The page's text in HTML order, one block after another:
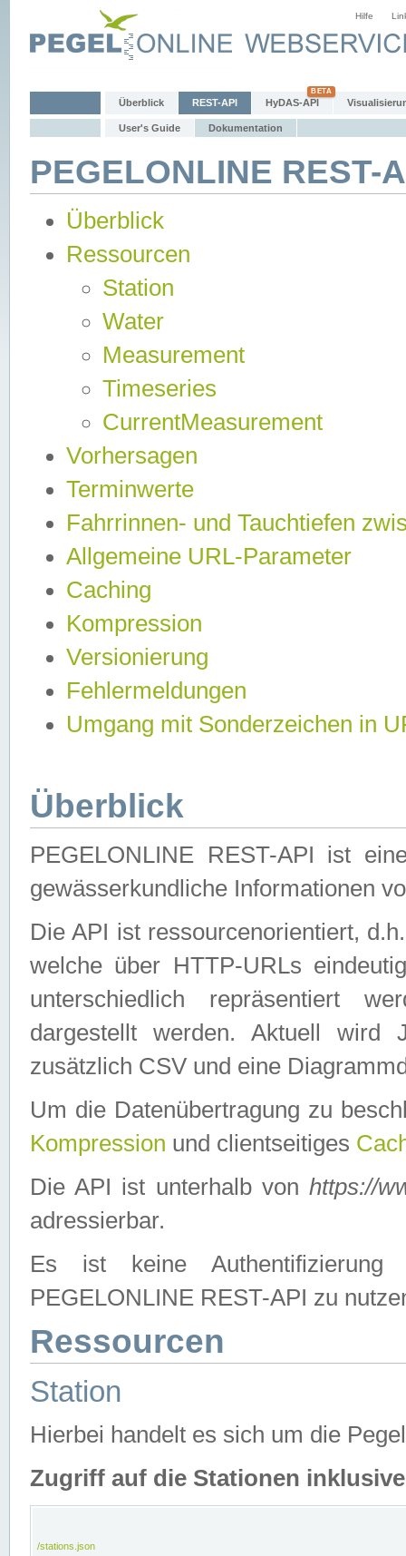
Hilfe
Überblick REST-API HyDAS-API
User's Guide Dokumentation
PEGELONLINE
Überblick
Ressourcen
Station
Water
Measurement
Timeseries
CurrentMeasurement
Vorhersagen
Terminwerte
Fahrrinnen- und Tauchtiefen
Allgemeine URL-Parameter
Caching
Kompression
Versionierung
Fehlermeldungen
Umgang mit Sonderzeichen in
Überblick
PEGELONLINE REST-API ist
gewässerkundliche Informationen
Die API ist ressourcenorientiert,
welche über HTTP-URLs
unterschiedlich repräsentiert
dargestellt werden. Aktuell wird
zusätzlich CSV und eine
Um die Datenübertragung zu
Kompression und clientseitiges
Die API ist unterhalb von https://
adressierbar.
Es ist keine
PEGELONLINE REST-API zu
Ressourcen
Station
Hierbei handelt es sich um die
Zugriff auf die Stationen
/stations.json